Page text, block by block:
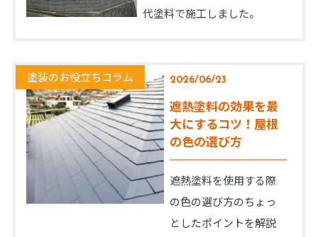
代塗料で施工しました。
塗装のお役立ちコラム 2026/06/23
遮熱塗料の効果を最
大にするコツ！屋根
の色の選び方
遮熱塗料を使用する際
の色の選び方のちょっ
としたポイントを解説